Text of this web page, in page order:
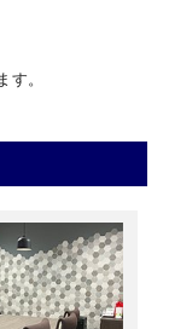
す。